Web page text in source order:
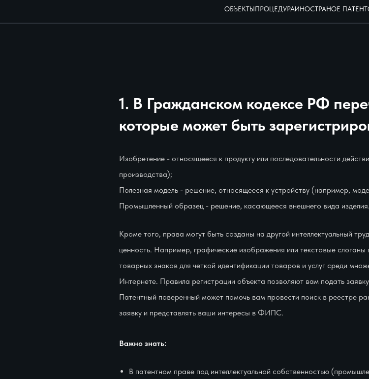
ОБЪЕКТЫПРОЦЕДУРАИНОСТРАНОЕ
1. В Гражданском кодексе РФ
которые может быть
Изобретение - относящееся к продукту или последовательности
производства);
Полезная модель - решение, относящееся к устройству (например,
Промышленный образец - решение, касающееся внешнего вида изделия.
Кроме того, права могут быть созданы на другой интеллектуальный
ценность. Например, графические изображения или текстовые слоганы
товарных знаков для четкой идентификации товаров и услуг среди
Интернете. Правила регистрации объекта позволяют вам подать
Патентный поверенный может помочь вам провести поиск в реестре
заявку и представлять ваши интересы в ФИПС.
Важно знать:
В патентном праве под интеллектуальной собственностью